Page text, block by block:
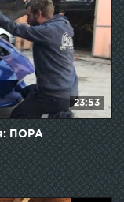
23:53
ПОРА